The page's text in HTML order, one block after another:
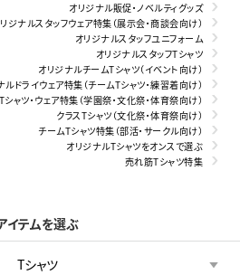
オリジナル販促・ノベルティグッズ
ジナルスタッフウェア特集（展示会・商談会向け）
オリジナルスタッフユニフォーム
オリジナルスタッフTシャツ
オリジナルチームTシャツ（イベント向け）
ルドライウェア特集（チームTシャツ・練習着向け）
ャツ・ウェア特集（学園祭・文化祭・体育祭向け）
クラスTシャツ（文化祭・体育祭向け）
チームTシャツ特集（部活・サークル向け）
オリジナルTシャツをオンスで選ぶ
売れ筋Tシャツ特集
イテムを選ぶ
Tシャツ